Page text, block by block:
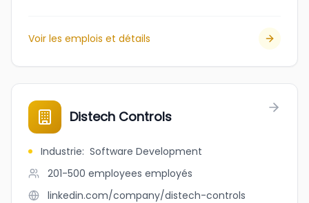
Voir les emplois et détails
Distech Controls
Industrie: Software Development
201-500 employees employés
linkedin.com/company/distech-controls